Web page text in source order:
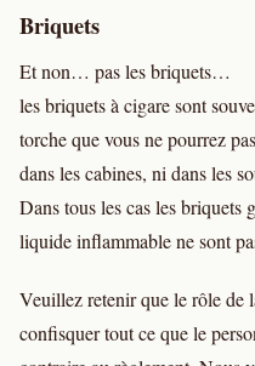
Briquets
Et non… pas les briquets…
les briquets à cigare sont
torche que vous ne pourrez
dans les cabines, ni dans les
Dans tous les cas les briquets
liquide inflammable ne sont
Veuillez retenir que le rôle de
confisquer tout ce que le